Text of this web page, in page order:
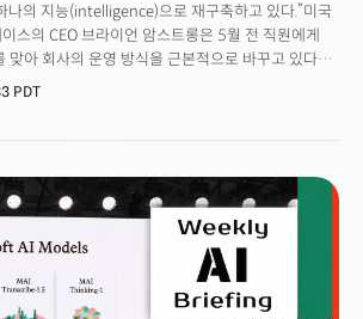
나의 지능(intelligence)으로 재구축하고 있다.”미국
스의 CEO 브라이언 암스트롱은 5월 전 직원에게
맞아 회사의 운영 방식을 근본적으로 바꾸고 있다고
의 약 14%, 700명 규모의 구조조정을 단행하며
이를 위해 그는 조직 내 ‘순수 관리자(pure
, 실무를 직접 수행하면서 팀을 이끄는 ‘플레이어
로 전환했다. 관리자를 줄이는 대신 리더들의
관리하는 직속 부하 직원은 15명 이상으로 늘었다.
대 5단계로 압축했다.
PDT